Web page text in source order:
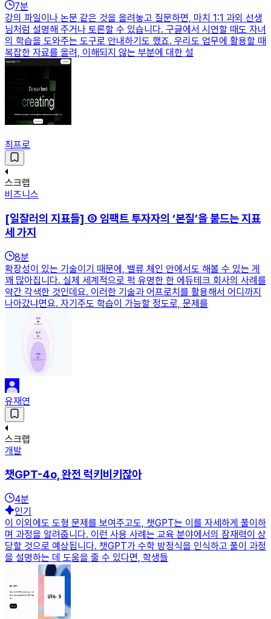
7분
강의 파일이나 논문 같은 것을 올려놓고 질문하면, 마치 1:1 과외 선생
님처럼 설명해 주거나 토론할 수 있습니다. 구글에서 시연할 때도 자녀
의 학습을 도와주는 도구로 안내하기도 했죠. 우리도 업무에 활용할 때
복잡한 자료를 올려, 이해되지 않는 부분에 대한 설
최프로
스크랩
비즈니스
[일잘러의 지표들] ⑤ 임팩트 투자자의 ‘본질’을 붙드는 지표
세 가지
8분
확장성이 있는 기술이기 때문에, 밸류 체인 안에서도 해볼 수 있는 게
꽤 많아집니다. 실제 세계적으로 퍽 유명한 한 에듀테크 회사의 사례를
약간 각색한 것인데요. 이러한 기술과 어프로치를 활용해서 어디까지
나아갔냐면요. 자기주도 학습이 가능할 정도로, 문제를
유재연
스크랩
개발
챗GPT-4o, 완전 럭키비키잖아
4분
인기
이 이외에도 도형 문제를 보여주고도, 챗GPT는 이를 자세하게 풀이하
며 과정을 알려줍니다. 이런 사용 사례는 교육 분야에서의 잠재력이 상
당할 것으로 예상됩니다. 챗GPT가 수학 방정식을 인식하고 풀이 과정
을 설명하는 데 도움을 줄 수 있다면, 학생들